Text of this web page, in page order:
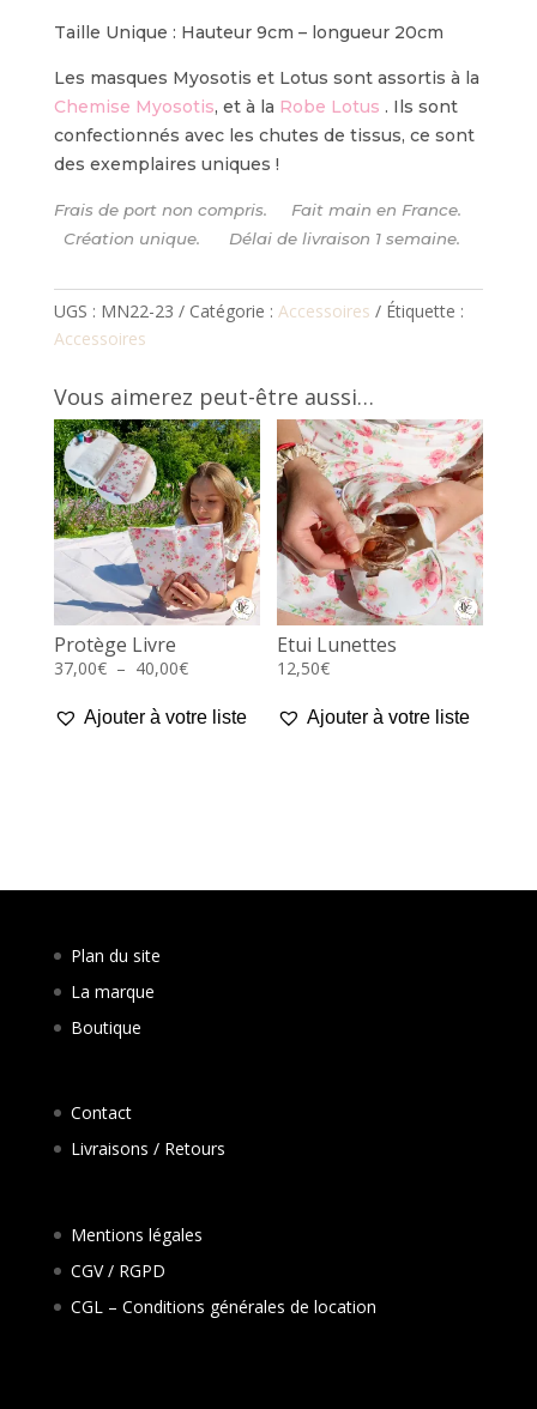
Taille Unique : Hauteur 9cm – longueur 20cm
Les masques Myosotis et Lotus sont assortis à la
Chemise Myosotis, et à la Robe Lotus . Ils sont
confectionnés avec les chutes de tissus, ce sont
des exemplaires uniques !
Frais de port non compris. Fait main en France.
Création unique. Délai de livraison 1 semaine.
UGS : MN22-23 Catégorie : Accessoires
Étiquette :
Accessoires
Vous aimerez peut-être aussi…
Protège Livre
37,00€ – 40,00€Plage
prix :
Ajouter à votre liste
Etui Lunettes
12,50€
Ajouter à votre liste
Plan du site
La marque
Boutique
Contact
Livraisons / Retours
Mentions légales
CGV / RGPD
CGL – Conditions générales de location